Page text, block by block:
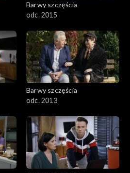
Barwy szczęścia
odc. 2015
Barwy szczęścia
odc. 2013